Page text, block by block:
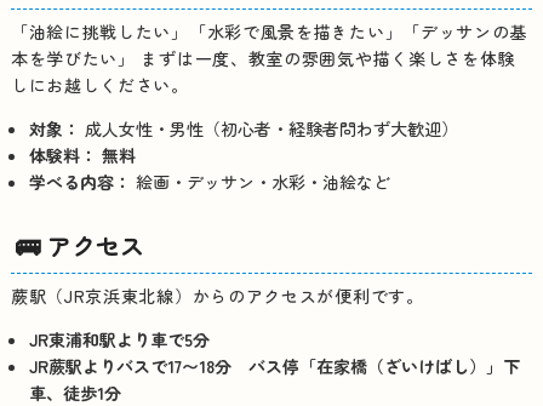
「油絵に挑戦したい」「水彩で風景を描きたい」「デッサンの基
本を学びたい」 まずは一度、教室の雰囲気や描く楽しさを体験
しにお越しください。
対象： 成人女性・男性（初心者・経験者問わず大歓迎）
体験料： 無料
学べる内容： 絵画・デッサン・水彩・油絵など
🚌 アクセス
蕨駅（JR京浜東北線）からのアクセスが便利です。
JR東浦和駅より車で5分
JR蕨駅よりバスで17〜18分 バス停「在家橋（ざいけばし）」下
車、徒歩1分